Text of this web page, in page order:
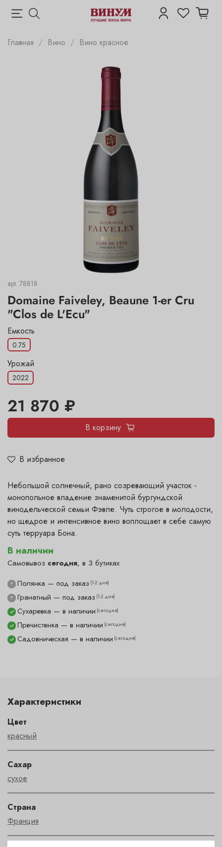
Главная Вино Вино красное
арт. 78818
Domaine Faiveley, Beaune 1-er Cru
"Clos de L'Ecu"
В избранное
Емкость
0.75
Урожай
2022
21 870 ₽
В корзину
В наличии
Самовывоз сегодня, в 3 бутиках
? Гранатный — под заказ (1-2 дня)
? Полянка — под заказ (1-2 дня)
✓ Пречистенка — в наличии (сегодня)
✓ Садовническая — в наличии (сегодня)
✓ Сухаревка — в наличии (сегодня)
Небольшой солнечный, рано созревающий участок -
монопольное владение знаменитой бургундской
винодельческой семьи Фэвле. Чуть строгое в молодости,
но щедрое и интенсивное вино воплощает в себе самую
суть терруара Бона.
Характеристики
Цвет
красный
Сахар
сухое
Страна
Франция